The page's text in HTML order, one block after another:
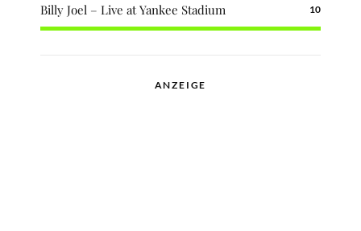
Billy Joel – Live at Yankee Stadium 10
ANZEIGE